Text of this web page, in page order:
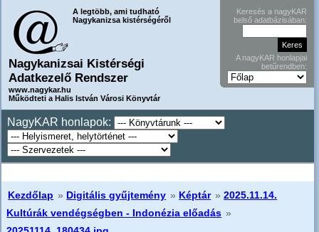
A legtöbb, ami tudható
Nagykanizsa kistérségéről
Nagykanizsai Kistérségi
Adatkezelő Rendszer
www.nagykar.hu
Működteti a Halis István Városi Könyvtár
Keresés a nagyKAR
belső adatbázisában:
A nagyKAR honlapjai
betűrendben:
NagyKAR honlapok:
Kezdőlap » Digitális gyűjtemény » Képtár »2025.11.14.
Kultúrák vendégségben - Indonézia előadás »